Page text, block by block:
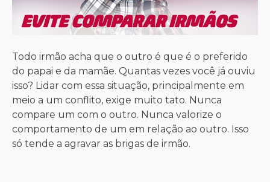
Todo irmão acha que o outro é que é o preferido
do papai e da mamãe. Quantas vezes você já ouviu
isso? Lidar com essa situação, principalmente em
meio a um conflito, exige muito tato. Nunca
compare um com o outro. Nunca valorize o
comportamento de um em relação ao outro. Isso
só tende a agravar as brigas de irmão.